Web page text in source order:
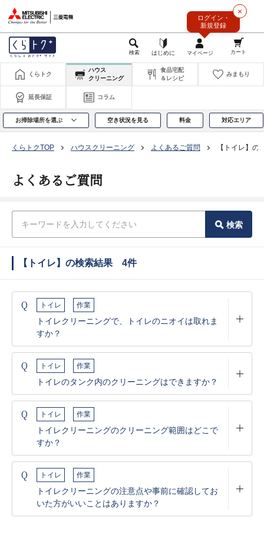
×
ログイン・
新規登録
くらトク
ハウス
クリーニング
食品宅配
＆レシピ
みまもり
延長保証 コラム
お掃除場所を選ぶ 空き状況を見る 料金 対応エリア
くらトクTOP ハウスクリーニング よくあるご質問 【トイレ】の
よくあるご質問
検索
【トイレ】の検索結果 4件
Q トイレ 作業
トイレクリーニングで、トイレのニオイは取れま
すか？
Q トイレ 作業
トイレのタンク内のクリーニングはできますか？
Q トイレ 作業
トイレクリーニングのクリーニング範囲はどこで
すか？
Q トイレ 作業
トイレクリーニングの注意点や事前に確認してお
いた方がいいことはありますか？